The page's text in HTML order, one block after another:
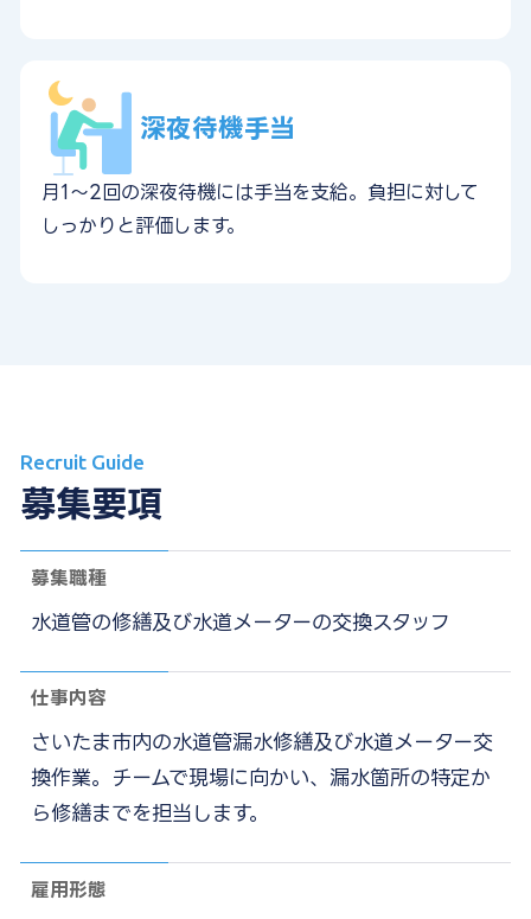
深夜待機手当
月1〜2回の深夜待機には手当を支給。負担に対して
しっかりと評価します。
Recruit Guide
募集要項
募集職種
水道管の修繕及び水道メーターの交換スタッフ
仕事内容
さいたま市内の水道管漏水修繕及び水道メーター交
換作業。
チームで現場に向かい、漏水箇所の特定か
ら修繕までを担当します。
雇用形態